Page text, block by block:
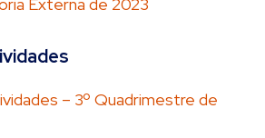
– 3º Quadrimestre de